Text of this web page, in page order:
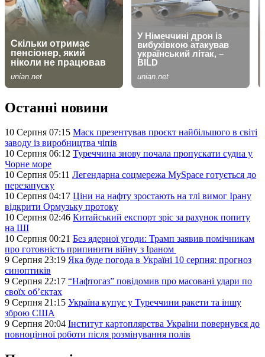
Останні новини
10 Серпня 07:15 Маск презентував проєкт найбільшого в світі
заводу із виробництва чіпів
10 Серпня 06:12 Туреччина знову почала пропускати судна у
Чорне море
10 Серпня 05:11 Легендарна соцмережа MySpace готується до
перезапуску
10 Серпня 04:17 Ціни на нафту зростають на тлі вимог Ірану
відкрити Ормузьку протоку
10 Серпня 02:46 Китайський експорт зріс за рахунок попиту
на ШІ
10 Серпня 00:21 Без ядерної угоди: Трамп заявив помічникам
про готовність припинити війну з Іраном
9 Серпня 23:19 Яка буде погода в Україні 10 серпня: прогноз
синоптиків
9 Серпня 22:17 “Нафтогаз” повідомив про масовані удари по
своїх об’єктах
9 Серпня 21:15 Україна купує у Туреччини ракети та іншу
зброю США
9 Серпня 20:04 Інститут картоплярства України повернувся до
повноцінної роботи після розмінування полів